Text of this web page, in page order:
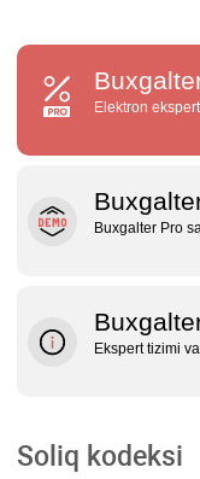
Elektron
Buxgalter Pro
Ekspert tizimi
Soliq kodeksi